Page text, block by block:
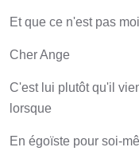
Et que ce n'est pas
Cher Ange
C'est lui plutôt qu'il
lorsque
En égoïste pour soi-